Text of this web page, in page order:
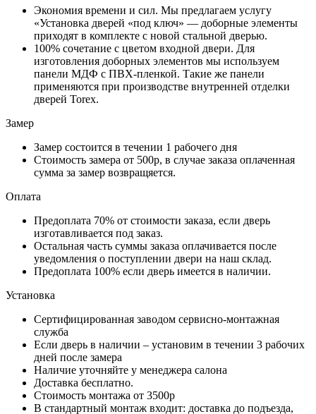
Экономия времени и сил. Мы предлагаем услугу
«Установка дверей «под ключ» — доборные элементы
приходят в комплекте с новой стальной дверью.
100% сочетание с цветом входной двери. Для
изготовления доборных элементов мы используем
панели МДФ с ПВХ-пленкой. Такие же панели
применяются при производстве внутренней отделки
дверей Torex.
Замер
Замер состоится в течении 1 рабочего дня
Стоимость замера от 500р, в случае заказа оплаченная
сумма за замер возвращяется.
Оплата
Предоплата 70% от стоимости заказа, если дверь
изготавливается под заказ.
Остальная часть суммы заказа оплачивается после
уведомления о поступлении двери на наш склад.
Предоплата 100% если дверь имеется в наличии.
Установка
Сертифицированная заводом сервисно-монтажная
служба
Если дверь в наличии – установим в течении 3 рабочих
дней после замера
Наличие уточняйте у менеджера салона
Доставка бесплатно.
Стоимость монтажа от 3500р
В стандартный монтаж входит: доставка до подъезда,